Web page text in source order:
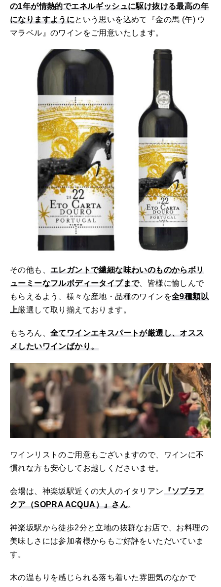
の1年が情熱的でエネルギッシュに駆け抜ける最高の年
になりますようにという思いを込めて『金の馬 (午) ウ
マラベル』のワインをご用意いたします。
その他も、 エレガントで繊細な味わいのものからボリ
ューミーなフルボディータイプまで、皆様に愉しんで
もらえるよう、様々な産地・品種のワインを全9種類以
上厳選して取り揃えております。
もちろん、 全てワインエキスパートが厳選し、オスス
メしたいワインばかり。
ワインリストのご用意もございますので、ワインに不
慣れな方も安心してお越しくださいませ。
会場は、神楽坂駅近くの大人のイタリアン『ソプラア
クア（SOPRA ACQUA）』さん。
神楽坂駅から徒歩2分と立地の抜群なお店で、お料理の
美味しさには参加者様からもご好評をいただいていま
す。
木の温もりを感じられる落ち着いた雰囲気のなかで